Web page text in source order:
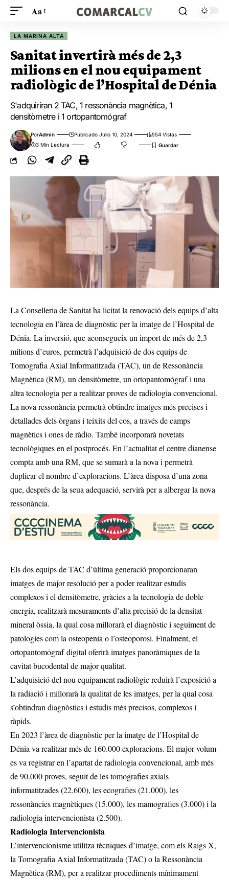
Aa
LA MARINA ALTA
Sanitat invertirà més de 2,3
milions en el nou equipament
radiològic de l’Hospital de Dénia
S'adquiriran 2 TAC, 1 ressonància magnètica, 1
densitòmetre i 1 ortopantomógraf
PorAdmin Publicado Julio 10, 2024
554 Vistas
3 Min Lectura
La Conselleria de Sanitat ha licitat la renovació dels equips d’alta
tecnologia en l’àrea de diagnòstic per la imatge de l’Hospital de
Dénia. La inversió, que aconsegueix un import de més de 2,3
milions d’euros, permetrà l’adquisició de dos equips de
Tomografia Axial Informatitzada (TAC), un de Ressonància
Magnètica (RM), un densitòmetre, un ortopantomógraf i una
altra tecnologia per a realitzar proves de radiologia convencional.
La nova ressonància permetrà obtindre imatges més precises i
detallades dels òrgans i teixits del cos, a través de camps
magnètics i ones de ràdio. També incorporarà novetats
tecnològiques en el postprocés. En l’actualitat el centre dianense
compta amb una RM, que se sumarà a la nova i permetrà
duplicar el nombre d’exploracions. L’àrea disposa d’una zona
que, després de la seua adequació, servirà per a albergar la nova
ressonància.
Els dos equips de TAC d’última generació proporcionaran
imatges de major resolució per a poder realitzar estudis
complexos i el densitòmetre, gràcies a la tecnologia de doble
energia, realitzarà mesuraments d’alta precisió de la densitat
mineral òssia, la qual cosa millorarà el diagnòstic i seguiment de
patologies com la osteopenia o l’osteoporosi. Finalment, el
ortopantomógraf digital oferirà imatges panoràmiques de la
cavitat bucodental de major qualitat.
L’adquisició del nou equipament radiològic reduirà l’exposició a
la radiació i millorarà la qualitat de les imatges, per la qual cosa
s’obtindran diagnòstics i estudis més precisos, complexos i
ràpids.
En 2023 l’àrea de diagnòstic per la imatge de l’Hospital de
Dénia va realitzar més de 160.000 exploracions. El major volum
es va registrar en l’apartat de radiologia convencional, amb més
de 90.000 proves, seguit de les tomografies axials
informatitzades (22.600), les ecografies (21.000), les
ressonàncies magnètiques (15.000), les mamografies (3.000) i la
radiologia intervencionista (2.500).
Radiologia Intervencionista
L’intervencionisme utilitza tècniques d’imatge, com els Raigs X,
la Tomografia Axial Informatitzada (TAC) o la Ressonància
Magnètica (RM), per a realitzar procediments mínimament